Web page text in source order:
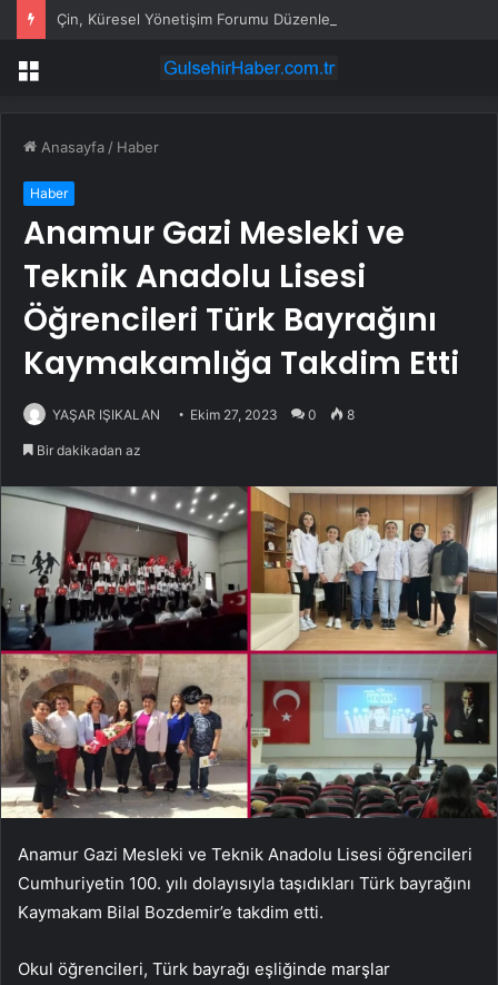
Çin, Küresel Yönetişim Forumu Düzenleyecek
Menü
Anasayfa / Haber
Haber
Anamur Gazi Mesleki ve
Teknik Anadolu Lisesi
Öğrencileri Türk Bayrağını
Kaymakamlığa Takdim Etti
YAŞAR IŞIKALAN Ekim 27, 2023 0 8
Bir dakikadan az
Anamur Gazi Mesleki ve Teknik Anadolu Lisesi öğrencileri
Cumhuriyetin 100. yılı dolayısıyla taşıdıkları Türk bayrağını
Kaymakam Bilal Bozdemir’e takdim etti.
Okul öğrencileri, Türk bayrağı eşliğinde marşlar